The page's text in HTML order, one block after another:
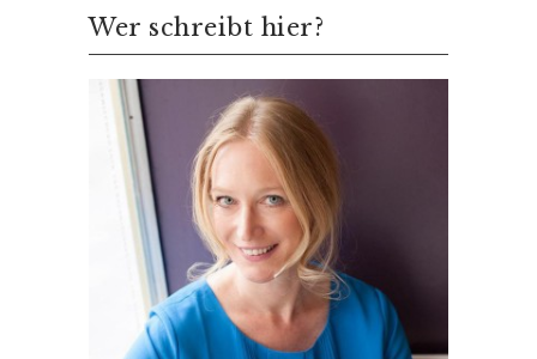
Wer schreibt hier?